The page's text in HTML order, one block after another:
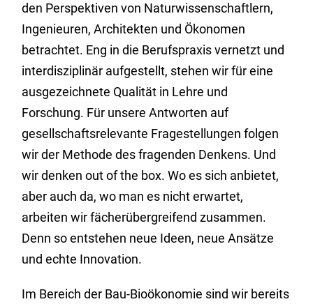
den Perspektiven von Naturwissenschaftlern,
Ingenieuren, Architekten und Ökonomen
betrachtet. Eng in die Berufspraxis vernetzt und
interdisziplinär aufgestellt, stehen wir für eine
ausgezeichnete Qualität in Lehre und
Forschung. Für unsere Antworten auf
gesellschaftsrelevante Fragestellungen folgen
wir der Methode des fragenden Denkens. Und
wir denken out of the box. Wo es sich anbietet,
aber auch da, wo man es nicht erwartet,
arbeiten wir fächerübergreifend zusammen.
Denn so entstehen neue Ideen, neue Ansätze
und echte Innovation.
Im Bereich der Bau-Bioökonomie sind wir bereits